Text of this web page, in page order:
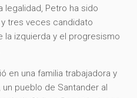
legalidad, Petro ha sido
tres veces candidato
la izquierda y el progresismo
en una familia trabajadora y
pueblo de Santander al